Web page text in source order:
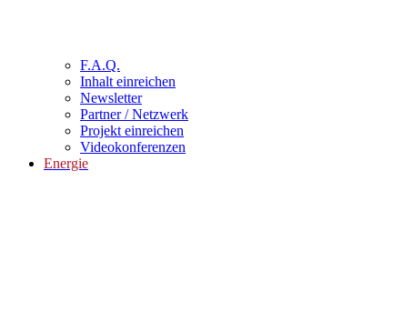
F.A.Q.
Inhalt einreichen
Newsletter
Partner / Netzwerk
Projekt einreichen
Videokonferenzen
Energie